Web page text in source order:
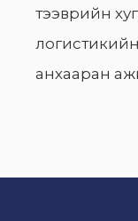
тээврийн
логистикийн
анхааран